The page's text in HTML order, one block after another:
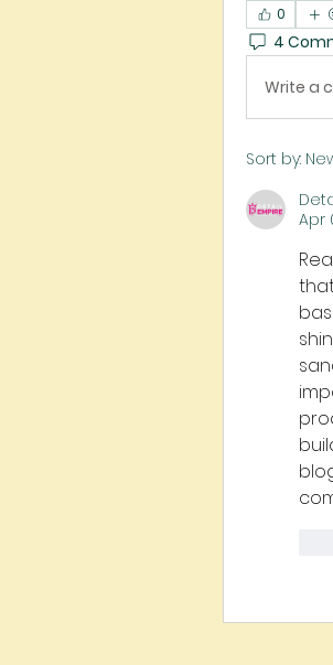
0
4
Write a
Sort by:
Apr